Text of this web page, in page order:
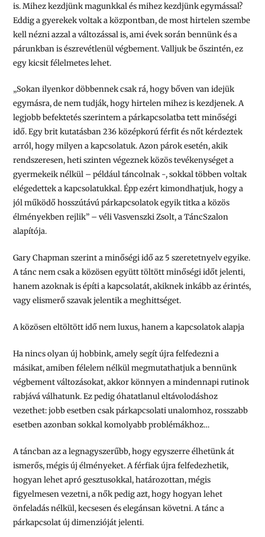
is. Mihez kezdjünk magunkkal és mihez kezdjünk egymással?
Eddig a gyerekek voltak a központban, de most hirtelen szembe
kell nézni azzal a változással is, ami évek során bennünk és a
párunkban is észrevétlenül végbement. Valljuk be őszintén, ez
egy kicsit félelmetes lehet.
„Sokan ilyenkor döbbennek csak rá, hogy bőven van idejük
egymásra, de nem tudják, hogy hirtelen mihez is kezdjenek. A
legjobb befektetés szerintem a párkapcsolatba tett minőségi
idő. Egy brit kutatásban 236 középkorú férfit és nőt kérdeztek
arról, hogy milyen a kapcsolatuk. Azon párok esetén, akik
rendszeresen, heti szinten végeznek közös tevékenységet a
gyermekeik nélkül – például táncolnak -, sokkal többen voltak
elégedettek a kapcsolatukkal. Épp ezért kimondhatjuk, hogy a
jól működő hosszútávú párkapcsolatok egyik titka a közös
élményekben rejlik” – véli Vasvenszki Zsolt, a TáncSzalon
alapítója.
Gary Chapman szerint a minőségi idő az 5 szeretetnyelv egyike.
A tánc nem csak a közösen együtt töltött minőségi időt jelenti,
hanem azoknak is építi a kapcsolatát, akiknek inkább az érintés,
vagy elismerő szavak jelentik a meghittséget.
A közösen eltöltött idő nem luxus, hanem a kapcsolatok alapja
Ha nincs olyan új hobbink, amely segít újra felfedezni a
másikat, amiben félelem nélkül megmutathatjuk a bennünk
végbement változásokat, akkor könnyen a mindennapi rutinok
rabjává válhatunk. Ez pedig óhatatlanul eltávolodáshoz
vezethet: jobb esetben csak párkapcsolati unalomhoz, rosszabb
esetben azonban sokkal komolyabb problémákhoz…
A táncban az a legnagyszerűbb, hogy egyszerre élhetünk át
ismerős, mégis új élményeket. A férfiak újra felfedezhetik,
hogyan lehet apró gesztusokkal, határozottan, mégis
figyelmesen vezetni, a nők pedig azt, hogy hogyan lehet
önfeladás nélkül, kecsesen és elegánsan követni.A tánc a
párkapcsolat új dimenzióját jelenti.